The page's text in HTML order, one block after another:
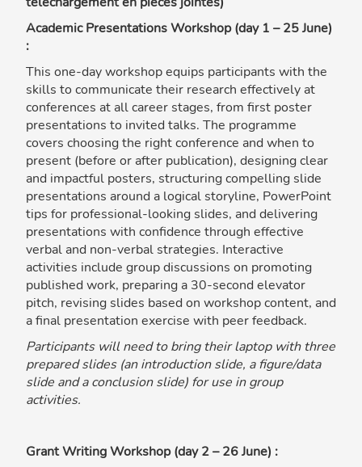
Academic Presentations Workshop (day 1 – 25 June)
:
This one-day workshop equips participants with the
skills to communicate their research effectively at
conferences at all career stages, from first poster
presentations to invited talks. The programme
covers choosing the right conference and when to
present (before or after publication), designing clear
and impactful posters, structuring compelling slide
presentations around a logical storyline, PowerPoint
tips for professional-looking slides, and delivering
presentations with confidence through effective
verbal and non-verbal strategies. Interactive
activities include group discussions on promoting
published work, preparing a 30-second elevator
pitch, revising slides based on workshop content, and
a final presentation exercise with peer feedback.
Participants will need to bring their laptop with three
prepared slides (an introduction slide, a figure/data
slide and a conclusion slide) for use in group
activities.
Grant Writing Workshop (day 2 – 26 June) :